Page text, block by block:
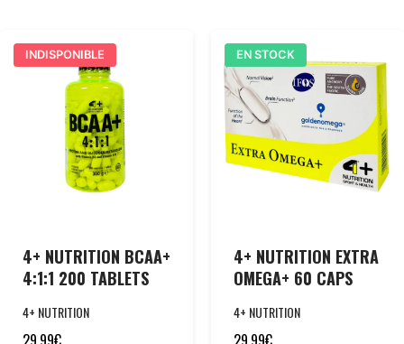
INDISPONIBLE
4+ NUTRITION BCAA+
4:1:1 200 TABLETS
4+ NUTRITION
EN STOCK
4+ NUTRITION EXTRA
OMEGA+ 60 CAPS
4+ NUTRITION